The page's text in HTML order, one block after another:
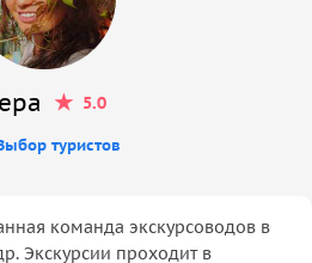
5.0
туристов
команда экскурсоводов в
Экскурсии проходит в